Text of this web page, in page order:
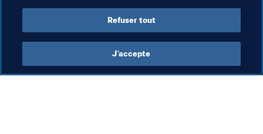
Président de la FIFA
Refuser tout
J’accepte